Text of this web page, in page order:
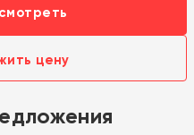
цену